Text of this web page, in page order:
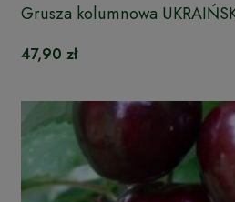
Grusza kolumnowa
47,90 zł